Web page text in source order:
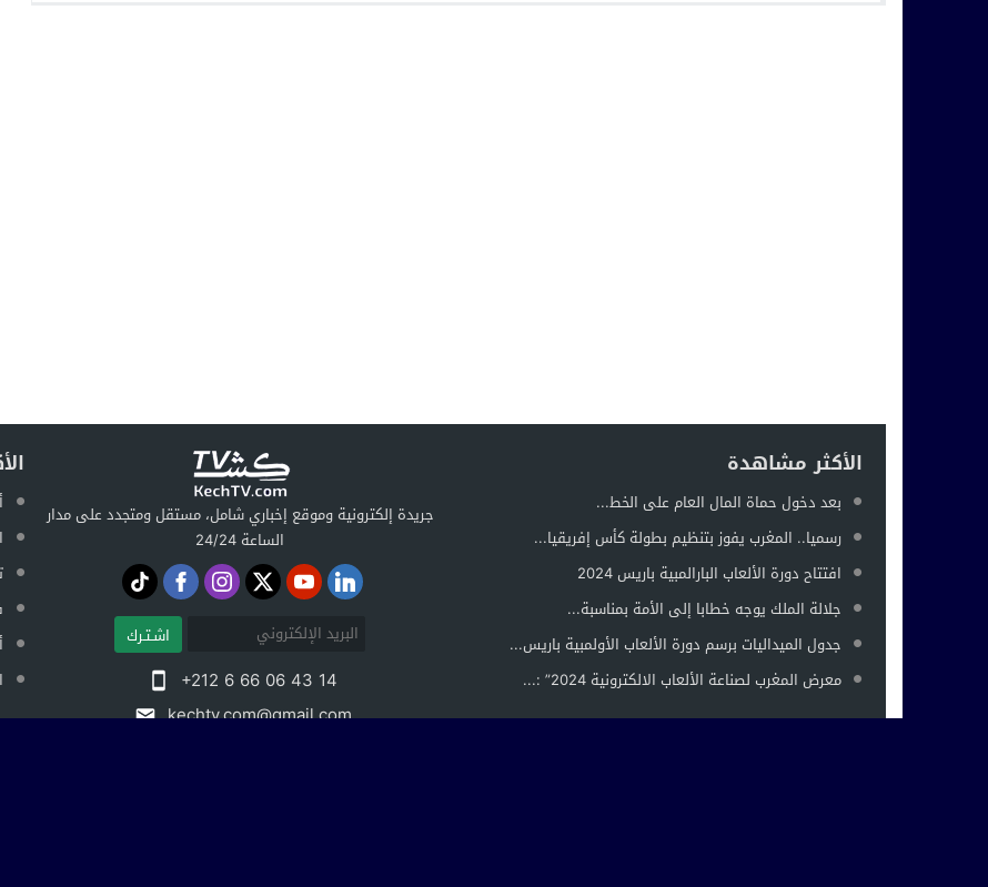
الأكثر مشاهدة
بعد دخول حماة المال العام على الخط...
رسميا.. المغرب يفوز بتنظيم بطولة كأس إفريقيا...
افتتاح دورة الألعاب البارالمبية باريس 2024
جلالة الملك يوجه خطابا إلى الأمة بمناسبة...
جدول الميداليات برسم دورة الألعاب الأولمبية باريس...
معرض المغرب لصناعة الألعاب الالكترونية 2024” :...
جريدة إلكترونية وموقع إخباري شامل، مستقل ومتجدد على مدار
الساعة 24/24
اشـتـرك
+212 6 66 06 43 14
kechtv.com@gmail.com